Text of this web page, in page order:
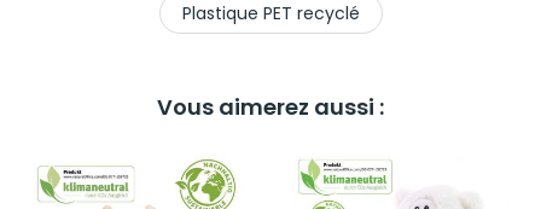
Plastique PET recyclé
Vous aimerez aussi :